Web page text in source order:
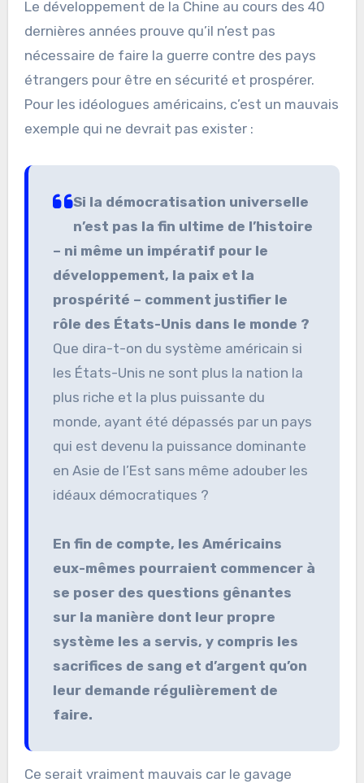
Le développement de la Chine au cours des 40
dernières années prouve qu’il n’est pas
nécessaire de faire la guerre contre des pays
étrangers pour être en sécurité et prospérer.
Pour les idéologues américains, c’est un mauvais
exemple qui ne devrait pas exister :
Si la démocratisation universelle
n’est pas la fin ultime de l’histoire
– ni même un impératif pour le
développement, la paix et la
prospérité – comment justifier le
rôle des États-Unis dans le monde ?
Que dira-t-on du système américain si
les États-Unis ne sont plus la nation la
plus riche et la plus puissante du
monde, ayant été dépassés par un pays
qui est devenu la puissance dominante
en Asie de l’Est sans même adouber les
idéaux démocratiques ?
En fin de compte, les Américains
eux-mêmes pourraient commencer à
se poser des questions gênantes
sur la manière dont leur propre
système les a servis, y compris les
sacrifices de sang et d’argent qu’on
leur demande régulièrement de
faire.
Ce serait vraiment mauvais car le gavage